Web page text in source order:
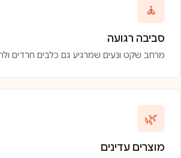
🧘
סביבה רגועה
מרחב שקט ונעים שמרגיע גם כלבים חרדים
🌿
מוצרים עדינים